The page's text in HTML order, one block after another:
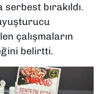
bırakıldı.
çalışmaların
belirtti.